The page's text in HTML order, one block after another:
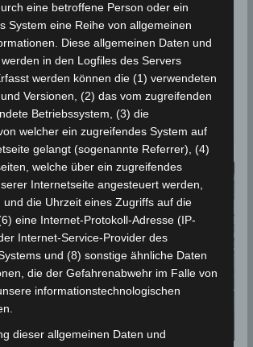
Wettermann
3365 Views
,Kef,Niederschlagsmengen,
,Siliana ,Statistik
gab es in den letzten 24
Sonntag, den 26 April 2020, 7 Uhr
eine betroffene Person oder ein
System eine Reihe von allgemeinen
Diese allgemeinen Daten und
in den Logfiles des Servers
werden können die (1) verwendeten
Versionen, (2) das vom zugreifenden
Betriebssystem, (3) die
welcher ein zugreifendes System auf
gelangt (sogenannte Referrer), (4)
welche über ein zugreifendes
Internetseite angesteuert werden,
und die Uhrzeit eines Zugriffs auf die
eine Internet-Protokoll-Adresse (IP-
Internet-Service-Provider des
und (8) sonstige ähnliche Daten
die der Gefahrenabwehr im Falle von
informationstechnologischen
dieser allgemeinen Daten und